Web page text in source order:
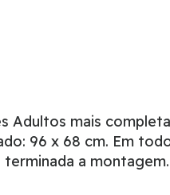
Adultos mais
96 x 68 cm. Em
a montagem.